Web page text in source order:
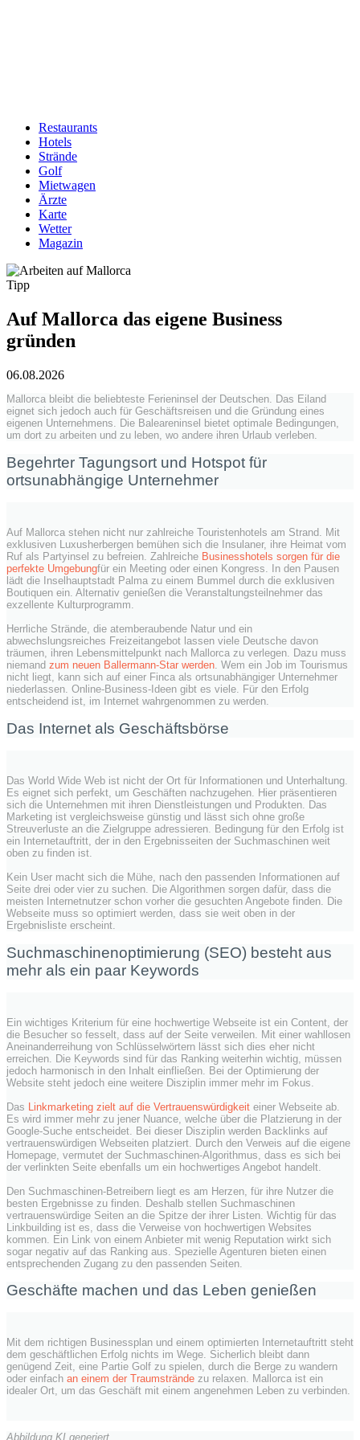
Hauptnavigation
Restaurants
Hotels
Strände
Golf
Mietwagen
Ärzte
Karte
Wetter
Magazin
Tipp
Auf Mallorca das eigene Business
gründen
06.08.2026
Mallorca bleibt die beliebteste Ferieninsel der Deutschen. Das Eiland
eignet sich jedoch auch für Geschäftsreisen und die Gründung eines
eigenen Unternehmens. Die Baleareninsel bietet optimale Bedingungen,
um dort zu arbeiten und zu leben, wo andere ihren Urlaub verleben.
Begehrter Tagungsort und Hotspot für
ortsunabhängige Unternehmer
Auf Mallorca stehen nicht nur zahlreiche Touristenhotels am Strand. Mit
exklusiven Luxusherbergen bemühen sich die Insulaner, ihre Heimat vom
Ruf als Partyinsel zu befreien. Zahlreiche Businesshotels sorgen für die
perfekte Umgebungfür ein Meeting oder einen Kongress. In den Pausen
lädt die Inselhauptstadt Palma zu einem Bummel durch die exklusiven
Boutiquen ein. Alternativ genießen die Veranstaltungsteilnehmer das
exzellente Kulturprogramm.
Herrliche Strände, die atemberaubende Natur und ein
abwechslungsreiches Freizeitangebot lassen viele Deutsche davon
träumen, ihren Lebensmittelpunkt nach Mallorca zu verlegen. Dazu muss
niemand zum neuen Ballermann-Star werden . Wem ein Job im Tourismus
nicht liegt, kann sich auf einer Finca als ortsunabhängiger Unternehmer
niederlassen. Online-Business-Ideen gibt es viele. Für den Erfolg
entscheidend ist, im Internet wahrgenommen zu werden.
Das Internet als Geschäftsbörse
Das World Wide Web ist nicht der Ort für Informationen und Unterhaltung.
Es eignet sich perfekt, um Geschäften nachzugehen. Hier präsentieren
sich die Unternehmen mit ihren Dienstleistungen und Produkten. Das
Marketing ist vergleichsweise günstig und lässt sich ohne große
Streuverluste an die Zielgruppe adressieren. Bedingung für den Erfolg ist
ein Internetauftritt, der in den Ergebnisseiten der Suchmaschinen weit
oben zu finden ist.
Kein User macht sich die Mühe, nach den passenden Informationen auf
Seite drei oder vier zu suchen. Die Algorithmen sorgen dafür, dass die
meisten Internetnutzer schon vorher die gesuchten Angebote finden. Die
Webseite muss so optimiert werden, dass sie weit oben in der
Ergebnisliste erscheint.
Suchmaschinenoptimierung (SEO) besteht aus
mehr als ein paar Keywords
Ein wichtiges Kriterium für eine hochwertige Webseite ist ein Content, der
die Besucher so fesselt, dass auf der Seite verweilen. Mit einer wahllosen
Aneinanderreihung von Schlüsselwörtern lässt sich dies eher nicht
erreichen. Die Keywords sind für das Ranking weiterhin wichtig, müssen
jedoch harmonisch in den Inhalt einfließen. Bei der Optimierung der
Website steht jedoch eine weitere Disziplin immer mehr im Fokus.
Das Linkmarketing zielt auf die Vertrauenswürdigkeit einer Webseite ab.
Es wird immer mehr zu jener Nuance, welche über die Platzierung in der
Google-Suche entscheidet. Bei dieser Disziplin werden Backlinks auf
vertrauenswürdigen Webseiten platziert. Durch den Verweis auf die eigene
Homepage, vermutet der Suchmaschinen-Algorithmus, dass es sich bei
der verlinkten Seite ebenfalls um ein hochwertiges Angebot handelt.
Den Suchmaschinen-Betreibern liegt es am Herzen, für ihre Nutzer die
besten Ergebnisse zu finden. Deshalb stellen Suchmaschinen
vertrauenswürdige Seiten an die Spitze der ihrer Listen. Wichtig für das
Linkbuilding ist es, dass die Verweise von hochwertigen Websites
kommen. Ein Link von einem Anbieter mit wenig Reputation wirkt sich
sogar negativ auf das Ranking aus. Spezielle Agenturen bieten einen
entsprechenden Zugang zu den passenden Seiten.
Geschäfte machen und das Leben genießen
Mit dem richtigen Businessplan und einem optimierten Internetauftritt steht
dem geschäftlichen Erfolg nichts im Wege. Sicherlich bleibt dann
genügend Zeit, eine Partie Golf zu spielen, durch die Berge zu wandern
oder einfach an einem der Traumstrände zu relaxen. Mallorca ist ein
idealer Ort, um das Geschäft mit einem angenehmen Leben zu verbinden.
Abbildung KI generiert